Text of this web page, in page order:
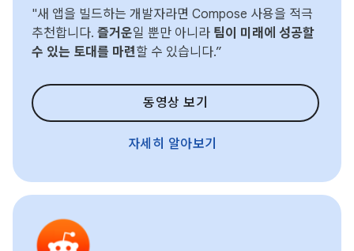
"새 앱을 빌드하는 개발자라면 Compose 사용을 적극
추천합니다. 즐거운일 뿐만 아니라 팀이 미래에 성공할
수 있는 토대를 마련할 수 있습니다.”
동영상 보기
자세히 알아보기